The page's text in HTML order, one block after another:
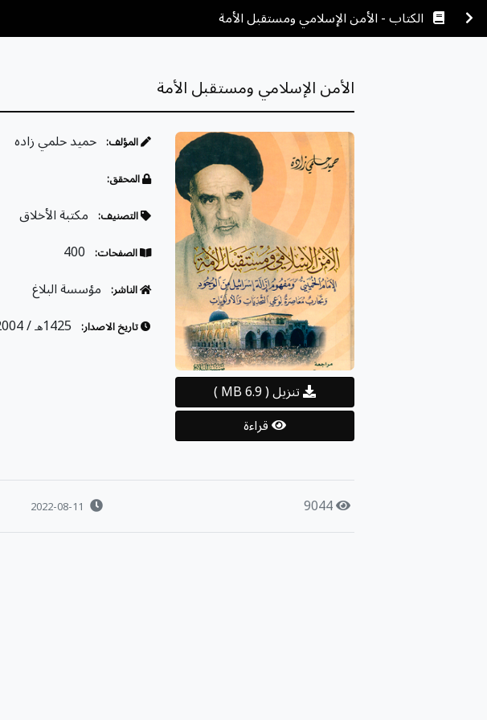
الكتاب - الأمن الإسلامي ومستقبل الأمة
الأمن الإسلامي ومستقبل الأمة
تنزيل( 6.9 MB )
قراءة
المؤلف: حميد حلمي زاده
المحقق:
التصنيف: مكتبة الأخلاق
الصفحات: 400
الناشر: مؤسسة البلاغ
تاريخ الاصدار: 1425هـ/ 2004
9044
2022-08-11